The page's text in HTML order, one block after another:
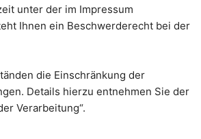
unter der im Impressum
Ihnen ein Beschwerderecht bei der
die Einschränkung der
Details hierzu entnehmen Sie der
Verarbeitung“.